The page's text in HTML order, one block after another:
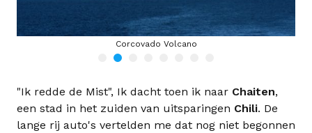
Corcovado Volcano
Barge Alexandrina
"Ik redde de Mist", Ik dacht toen ik naar Chaiten,
een stad in het zuiden van uitsparingen Chili. De
lange rij auto's vertelden me dat nog niet begonnen